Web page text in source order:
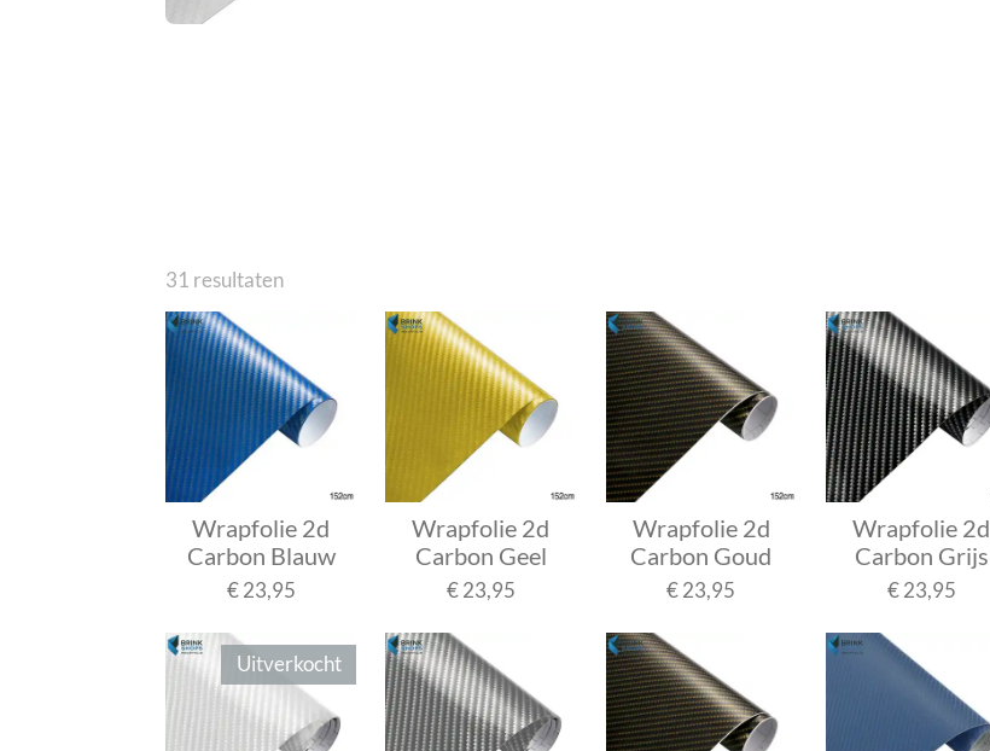
31 resultaten
Wrapfolie 2d
Carbon Blauw
€ 23,95
Wrapfolie 2d
Carbon Geel
€ 23,95
Wrapfolie 2d
Carbon Goud
€ 23,95
Wrapfolie 2d
Carbon Grijs
€ 23,95
Uitverkocht